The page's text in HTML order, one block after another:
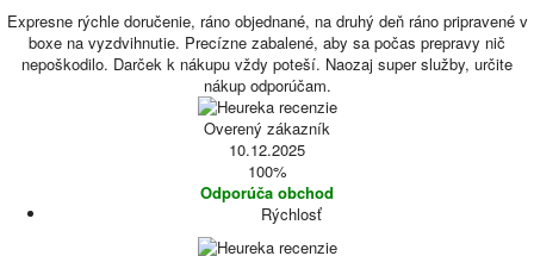
Expresne rýchle doručenie, ráno objednané, na druhý deň ráno pripravené v
boxe na vyzdvihnutie. Precízne zabalené, aby sa počas prepravy nič
nepoškodilo. Darček k nákupu vždy poteší. Naozaj super služby, určite
nákup odporúčam.
Overený zákazník
10.12.2025
100%
Odporúča obchod
Rýchlosť